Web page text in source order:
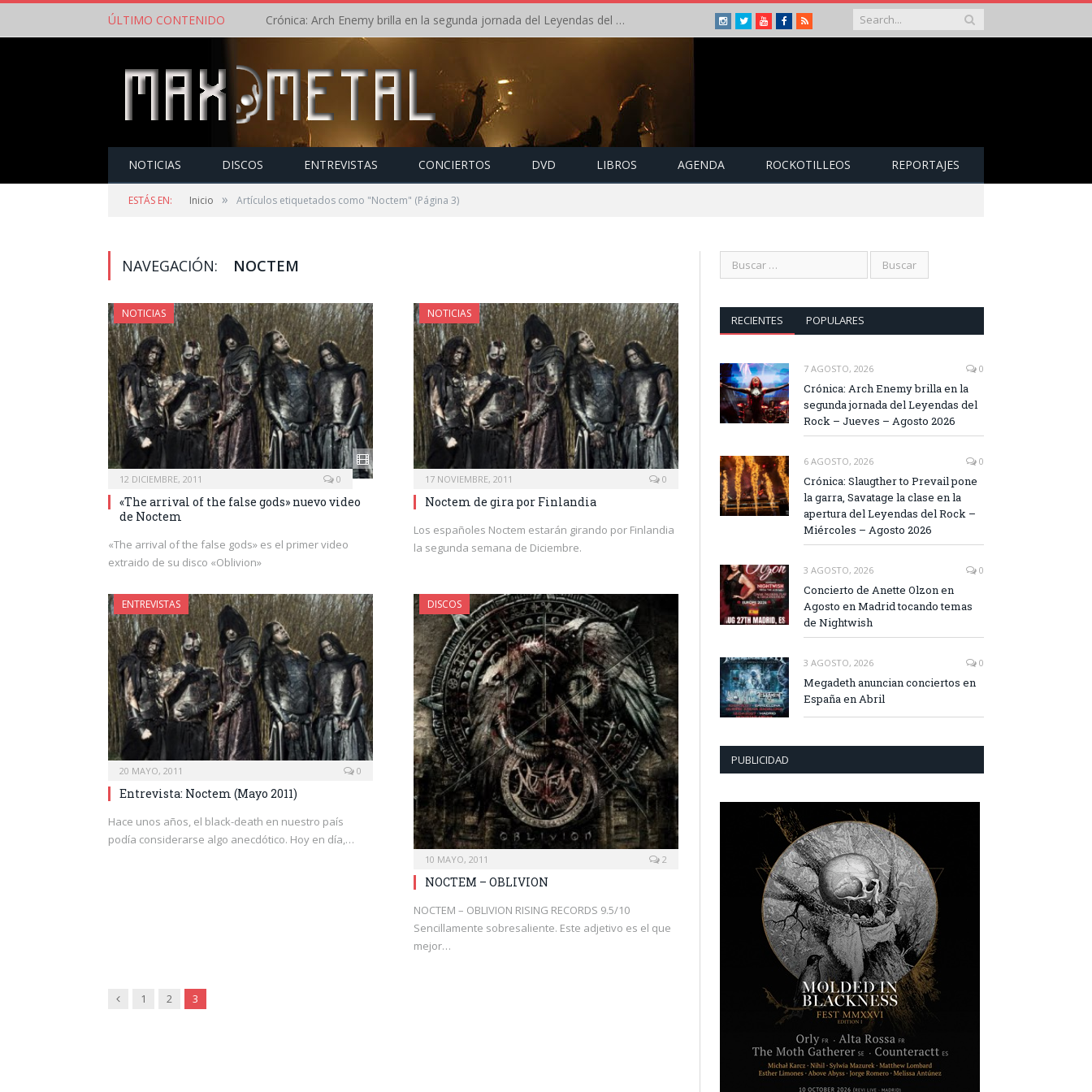
ÚLTIMO CONTENIDO Crónica: Arch Enemy brilla en la segunda jornada del Leyendas del Rock – Jueves – Agosto 2026 Instagram
TwitterYoutubeFacebook
RSS
NOTICIAS DISCOS ENTREVISTAS CONCIERTOS DVD LIBROS AGENDA ROCKOTILLEOS REPORTAJES
ESTÁS EN: Inicio » Artículos etiquetados como "Noctem" (Página 3)
NAVEGACIÓN: NOCTEM
NOTICIAS
12 DICIEMBRE, 2011 0
«The arrival of the false gods» nuevo video
de Noctem
«The arrival of the false gods» es el primer video
extraido de su disco «Oblivion»
NOTICIAS
17 NOVIEMBRE, 2011 0
Noctem de gira por Finlandia
Los españoles Noctem estarán girando por Finlandia
la segunda semana de Diciembre.
ENTREVISTAS
20 MAYO, 2011 0
Entrevista: Noctem (Mayo 2011)
Hace unos años, el black-death en nuestro país
podía considerarse algo anecdótico. Hoy en día,…
DISCOS
10 MAYO, 2011 2
NOCTEM – OBLIVION
NOCTEM – OBLIVION RISING RECORDS 9.5/10
Sencillamente sobresaliente. Este adjetivo es el que
mejor…
Anterior
1 2 3
RECIENTES POPULARES
7 AGOSTO, 2026 0
Crónica: Arch Enemy brilla en la
segunda jornada del Leyendas del
Rock – Jueves – Agosto 2026
6 AGOSTO, 2026 0
Crónica: Slaugther to Prevail pone
la garra, Savatage la clase en la
apertura del Leyendas del Rock –
Miércoles – Agosto 2026
3 AGOSTO, 2026 0
Concierto de Anette Olzon en
Agosto en Madrid tocando temas
de Nightwish
3 AGOSTO, 2026 0
Megadeth anuncian conciertos en
España en Abril
PUBLICIDAD